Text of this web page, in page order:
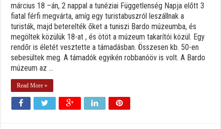
március 18 –án, 2 nappal a tunéziai Függetlenség Napja előtt 3
fiatal férfi megvárta, amíg egy turistabuszról leszállnak a
turisták, majd beterelték őket a tuniszi Bardo múzeumba, és
megöltek közülük 18-at , és ötöt a múzeum takarítói közül. Egy
rendőr is életét vesztette a támadásban. Összesen kb. 50-en
sebesültek meg. A támadók egyikén robbanóöv is volt. A Bardo
múzeum az ...
Read More »